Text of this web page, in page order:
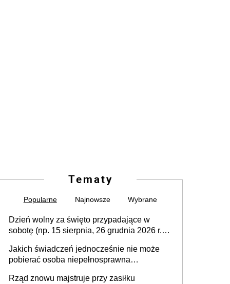
Tematy
Popularne Najnowsze Wybrane
Dzień wolny za święto przypadające w
sobotę (np. 15 sierpnia, 26 grudnia 2026 r.) –
pracodawcy (sektor prywatny i administracja
publiczna), najczęstsze pytania
Jakich świadczeń jednocześnie nie może
pobierać osoba niepełnosprawna
Rząd znowu majstruje przy zasiłku